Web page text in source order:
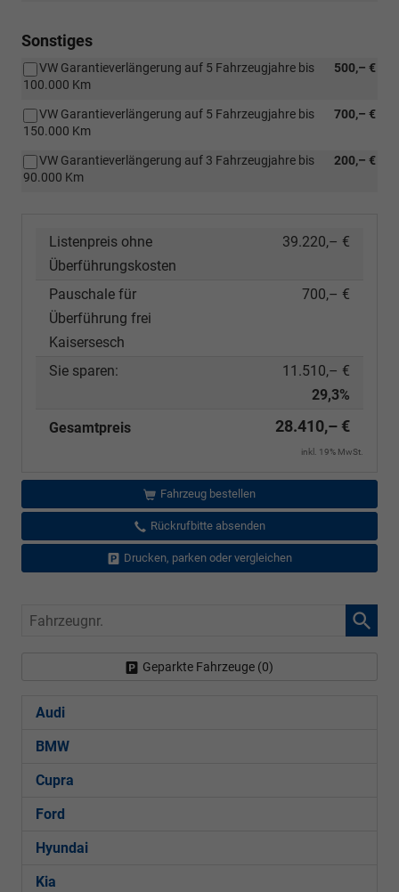
Sonstiges
500,– €
VW Garantieverlängerung auf 5 Fahrzeugjahre bis
100.000 Km
700,– €
VW Garantieverlängerung auf 5 Fahrzeugjahre bis
150.000 Km
200,– €
VW Garantieverlängerung auf 3 Fahrzeugjahre bis
90.000 Km
Listenpreis ohne
Überführungskosten
39.220,– €
Pauschale für
Überführung frei
Kaisersesch
700,– €
Sie sparen:
11.510,– €
29,3%
Gesamtpreis
28.410,– €
inkl. 19% MwSt.
Fahrzeug bestellen
Rückrufbitte absenden
Drucken, parken oder vergleichen
Fahrzeugnr.
Geparkte Fahrzeuge (0)
Audi
BMW
Cupra
Ford
Hyundai
Kia